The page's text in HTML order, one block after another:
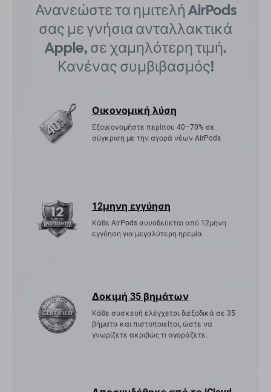
Ανανεώστε τα ημιτελή AirPods
σας με γνήσια ανταλλακτικά
Apple, σε χαμηλότερη τιμή.
Κανένας συμβιβασμός!
Οικονομική λύση
Εξοικονομήστε περίπου 40–70% σε
σύγκριση με την αγορά νέων AirPods
12μηνη εγγύηση
Κάθε AirPods συνοδεύεται από 12μηνη
εγγύηση για μεγαλύτερη ηρεμία.
Δοκιμή 35 βημάτων
Κάθε συσκευή ελέγχεται διεξοδικά σε 35
βήματα και πιστοποιείται, ώστε να
γνωρίζετε ακριβώς τι αγοράζετε.